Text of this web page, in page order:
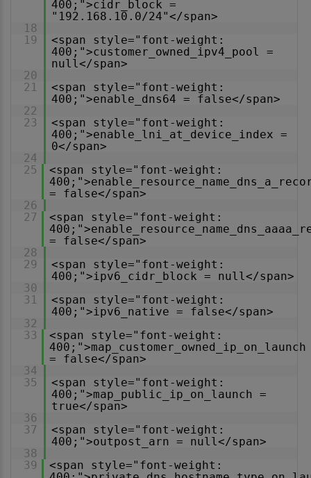
400;">cidr_block =
"192.168.10.0/24"</span>
18
19
<span style="font-weight:
400;">customer_owned_ipv4_pool =
null</span>
20
21
<span style="font-weight:
400;">enable_dns64 = false</span>
22
23
<span style="font-weight:
400;">enable_lni_at_device_index =
0</span>
24
25
<span style="font-weight:
= false</span>
26
27
<span style="font-weight:
= false</span>
28
29
<span style="font-weight:
400;">ipv6_cidr_block = null</span>
30
31
<span style="font-weight:
400;">ipv6_native = false</span>
32
33
<span style="font-weight:
400;">map_customer_owned_ip_on_launch
= false</span>
34
35
<span style="font-weight:
400;">map_public_ip_on_launch =
true</span>
36
37
<span style="font-weight:
400;">outpost_arn = null</span>
38
39
<span style="font-weight: